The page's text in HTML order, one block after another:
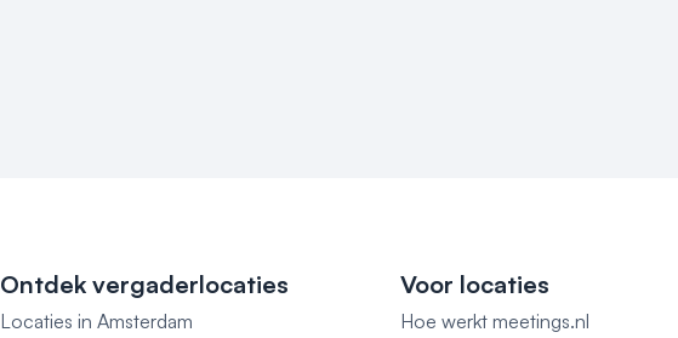
Ontdek vergaderlocaties
Locaties in Amsterdam
Voor locaties
Hoe werkt meetings.nl